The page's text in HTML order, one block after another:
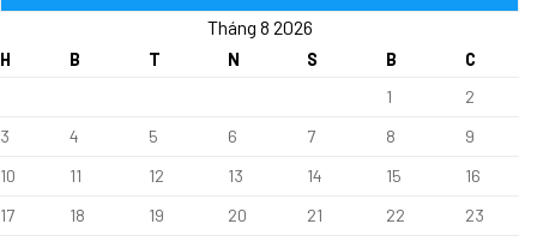
TỨC
Tháng 8 2026
H B T N S B
C
1
2
3
4 5 6 7 8
9
10
11 12 13 14 15
16
17
18 19 20 21 22
23